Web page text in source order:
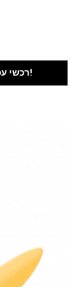
רכשי עכשיו!